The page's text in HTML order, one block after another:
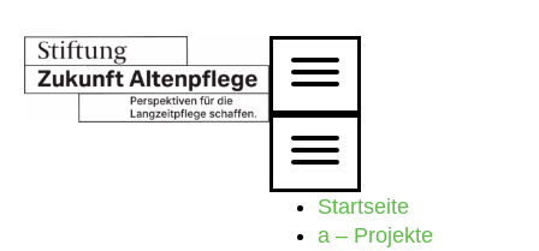
Startseite
a – Projekte